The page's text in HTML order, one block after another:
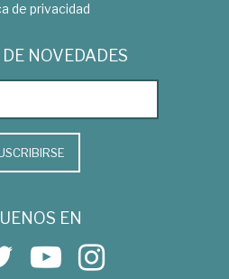
de privacidad
NOVEDADES
EN